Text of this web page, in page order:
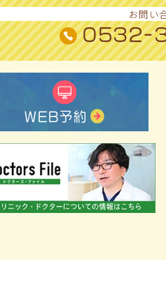
お問い
0532-
WEB予約